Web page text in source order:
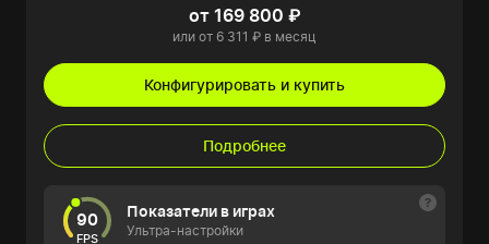
от 169 800 ₽
или от 6 311 ₽ в месяц
Конфигурировать и купить
Подробнее
90
FPS
Показатели в играх
Ультра-настройки